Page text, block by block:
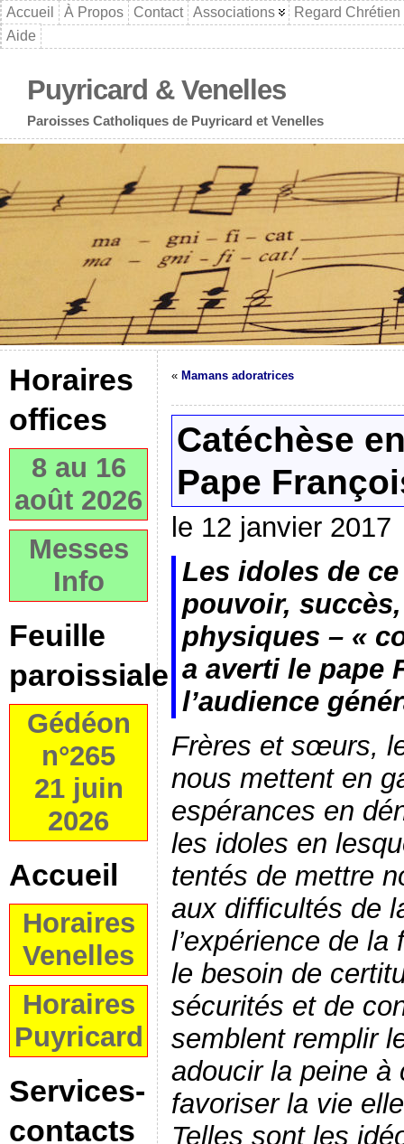
Accueil À Propos Contact Associations
Regard Chrétien
Aide
Puyricard & Venelles
Paroisses Catholiques de Puyricard et Venelles
Horaires
offices
8 au 16
août 2026
Messes
Info
Feuille
paroissiale
Gédéon
n°265
21 juin
2026
Accueil
Horaires
Venelles
Horaires
Puyricard
Services-
contacts
« Mamans adoratrices
Catéchèse
Pape
le 12 janvier 2017
Les idoles de
pouvoir,
physiques – «
a averti le pape
l’audience
Frères et sœurs,
nous mettent en
espérances en
les idoles en
tentés de mettre
aux difficultés de
l’expérience de
le besoin de
sécurités et de
semblent remplir
adoucir la peine à
favoriser la vie
Telles sont les